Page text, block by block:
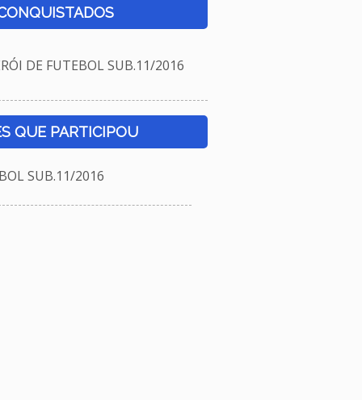
DE FUTEBOL SUB.11/2016
QUE PARTICIPOU
SUB.11/2016